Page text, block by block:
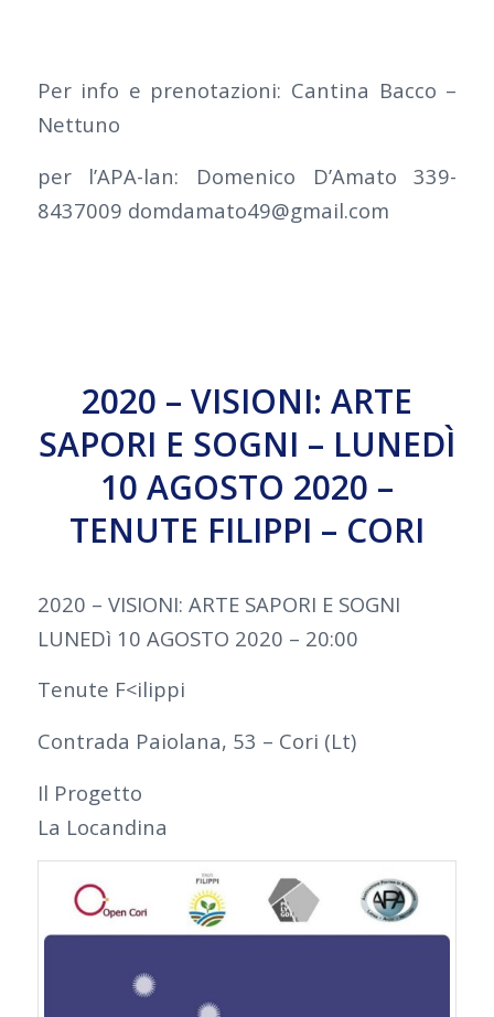
Per info e prenotazioni: Cantina Bacco –
Nettuno
per l’APA-lan: Domenico D’Amato 339-
8437009 domdamato49@gmail.com
2020 – VISIONI: ARTE
SAPORI E SOGNI – LUNEDÌ
10 AGOSTO 2020 –
TENUTE FILIPPI – CORI
2020 – VISIONI: ARTE SAPORI E SOGNI
LUNEDì 10 AGOSTO 2020 – 20:00
Tenute F<ilippi
Contrada Paiolana, 53 – Cori (Lt)
Il Progetto
La Locandina